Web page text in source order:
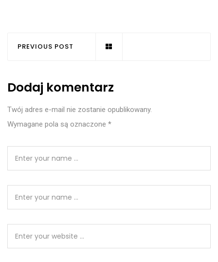
PREVIOUS POST
Dodaj komentarz
Twój adres e-mail nie zostanie opublikowany.
Wymagane pola są oznaczone *